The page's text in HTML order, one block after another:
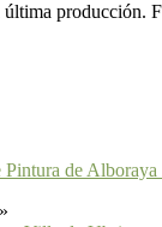
producción.
de Alboraya